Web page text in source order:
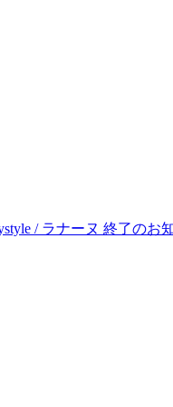
/ ラナーヌ 終了のお